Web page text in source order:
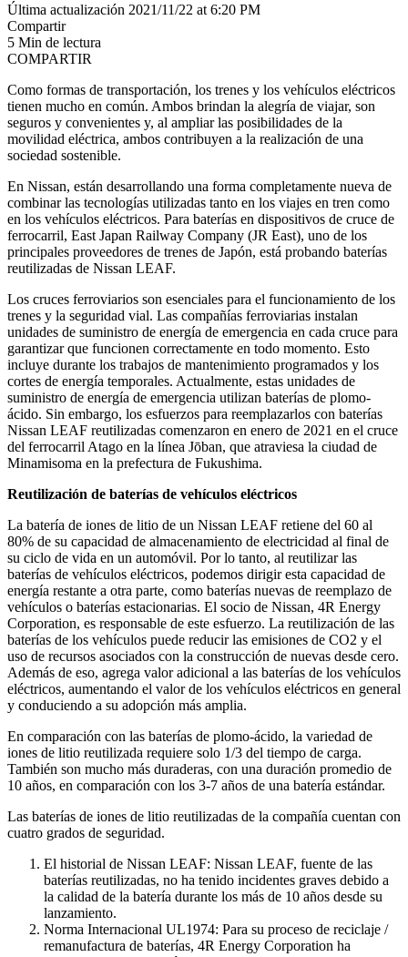
Última actualización 2021/11/22 at 6:20 PM
Compartir
5 Min de lectura
COMPARTIR
Como formas de transportación, los trenes y los vehículos eléctricos
tienen mucho en común. Ambos brindan la alegría de viajar, son
seguros y convenientes y, al ampliar las posibilidades de la
movilidad eléctrica, ambos contribuyen a la realización de una
sociedad sostenible.
En Nissan, están desarrollando una forma completamente nueva de
combinar las tecnologías utilizadas tanto en los viajes en tren como
en los vehículos eléctricos. Para baterías en dispositivos de cruce de
ferrocarril, East Japan Railway Company (JR East), uno de los
principales proveedores de trenes de Japón, está probando baterías
reutilizadas de Nissan LEAF.
Los cruces ferroviarios son esenciales para el funcionamiento de los
trenes y la seguridad vial. Las compañías ferroviarias instalan
unidades de suministro de energía de emergencia en cada cruce para
garantizar que funcionen correctamente en todo momento. Esto
incluye durante los trabajos de mantenimiento programados y los
cortes de energía temporales. Actualmente, estas unidades de
suministro de energía de emergencia utilizan baterías de plomo-
ácido. Sin embargo, los esfuerzos para reemplazarlos con baterías
Nissan LEAF reutilizadas comenzaron en enero de 2021 en el cruce
del ferrocarril Atago en la línea Jōban, que atraviesa la ciudad de
Minamisoma en la prefectura de Fukushima.
Reutilización de baterías de vehículos eléctricos
La batería de iones de litio de un Nissan LEAF retiene del 60 al
80% de su capacidad de almacenamiento de electricidad al final de
su ciclo de vida en un automóvil. Por lo tanto, al reutilizar las
baterías de vehículos eléctricos, podemos dirigir esta capacidad de
energía restante a otra parte, como baterías nuevas de reemplazo de
vehículos o baterías estacionarias. El socio de Nissan, 4R Energy
Corporation, es responsable de este esfuerzo. La reutilización de las
baterías de los vehículos puede reducir las emisiones de CO2 y el
uso de recursos asociados con la construcción de nuevas desde cero.
Además de eso, agrega valor adicional a las baterías de los vehículos
eléctricos, aumentando el valor de los vehículos eléctricos en general
y conduciendo a su adopción más amplia.
En comparación con las baterías de plomo-ácido, la variedad de
iones de litio reutilizada requiere solo 1/3 del tiempo de carga.
También son mucho más duraderas, con una duración promedio de
10 años, en comparación con los 3-7 años de una batería estándar.
Las baterías de iones de litio reutilizadas de la compañía cuentan con
cuatro grados de seguridad.
El historial de Nissan LEAF: Nissan LEAF, fuente de las
baterías reutilizadas, no ha tenido incidentes graves debido a
la calidad de la batería durante los más de 10 años desde su
lanzamiento.
Norma Internacional UL1974: Para su proceso de reciclaje /
remanufactura de baterías, 4R Energy Corporation ha